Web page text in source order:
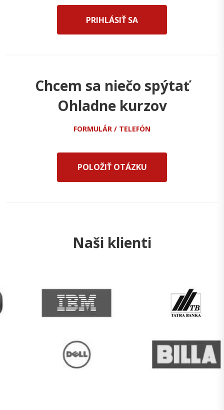
PRIHLÁSIŤ SA
Chcem sa niečo spýtať
Ohladne kurzov
FORMULÁR / TELEFÓN
POLOŽIŤ OTÁZKU
Naši klienti